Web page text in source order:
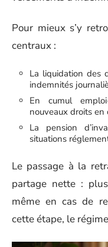
Pour mieux s’y
centraux :
La liquidation des
indemnités
En cumul
nouveaux droits en
La pension
situations
Le passage à la
partage nette :
même en cas de
cette étape, le